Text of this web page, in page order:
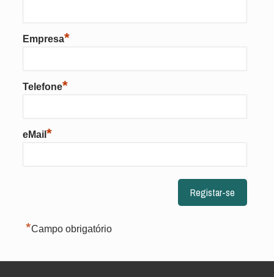
Empresa*
Telefone*
eMail *
*Campo obrigatório